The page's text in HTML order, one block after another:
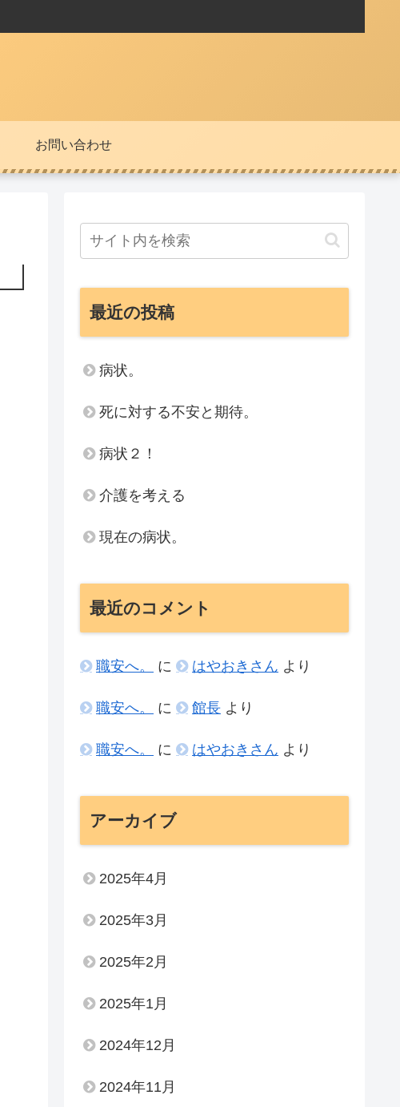
お問い合わせ
最近の投稿
病状。
死に対する不安と期待。
病状２！
介護を考える
現在の病状。
最近のコメント
職安へ。 に はやおきさん より
職安へ。 に 館長 より
職安へ。 に はやおきさん より
アーカイブ
2025年4月
2025年3月
2025年2月
2025年1月
2024年12月
2024年11月